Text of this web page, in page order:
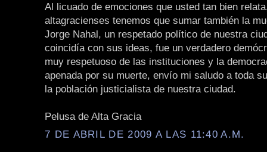
Al licuado de emociones que usted tan bien
altagracienses tenemos que sumar también la
Jorge Nahal, un respetado político de nuestra
coincidía con sus ideas, fue un verdadero
muy respetuoso de las instituciones y la
apenada por su muerte, envío mi saludo a toda
la población justicialista de nuestra ciudad.
Pelusa de Alta Gracia
7 DE ABRIL DE 2009 A LAS 11:40 A.M.